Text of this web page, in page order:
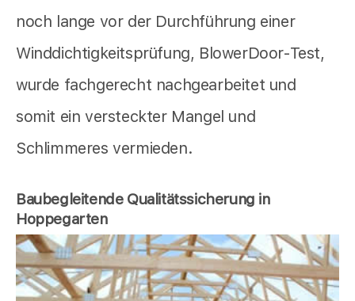
noch lange vor der Durchführung einer
Winddichtigkeitsprüfung, BlowerDoor-Test,
wurde fachgerecht nachgearbeitet und
somit ein versteckter Mangel und
Schlimmeres vermieden.
Baubegleitende Qualitätssicherung in
Hoppegarten